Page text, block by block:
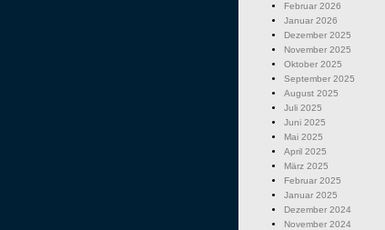
Februar 2026
Januar 2026
Dezember 2025
November 2025
Oktober 2025
September 2025
August 2025
Juli 2025
Juni 2025
Mai 2025
April 2025
März 2025
Februar 2025
Januar 2025
Dezember 2024
November 2024